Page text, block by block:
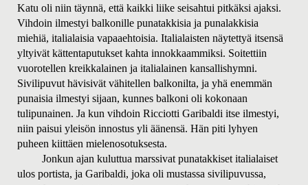
Katu oli niin täynnä, että kaikki liike seisahtui pitkäksi ajaksi.
Vihdoin ilmestyi balkonille punatakkisia ja punalakkisia
miehiä, italialaisia vapaaehtoisia. Italialaisten näytettyä itsensä
yltyivät kättentaputukset kahta innokkaammiksi. Soitettiin
vuorotellen kreikkalainen ja italialainen kansallishymni.
Sivilipuvut hävisivät vähitellen balkonilta, ja yhä enemmän
punaisia ilmestyi sijaan, kunnes balkoni oli kokonaan
tulipunainen. Ja kun vihdoin Ricciotti Garibaldi itse ilmestyi,
niin paisui yleisön innostus yli äänensä. Hän piti lyhyen
puheen kiittäen mielenosotuksesta.
Jonkun ajan kuluttua marssivat punatakkiset italialaiset
ulos portista, ja Garibaldi, joka oli mustassa sivilipuvussa,